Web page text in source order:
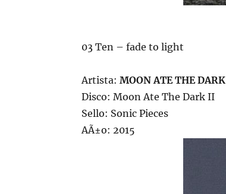
03 Ten – fade to light
Artista: MOON ATE THE DARK
Disco: Moon Ate The Dark II
Sello: Sonic Pieces
AÃ±o: 2015